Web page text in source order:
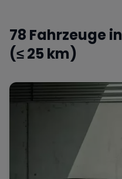
Mercedes
McLaren
Zeitraum wählen
78 Fahrzeuge in
(≤ 25 km)